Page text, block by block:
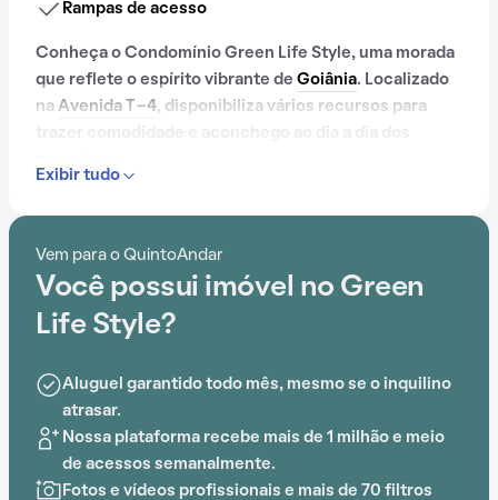
Rampas de acesso
Conheça o Condomínio Green Life Style, uma morada
que reflete o espírito vibrante de Goiânia. Localizado
na Avenida T-4, disponibiliza vários recursos para
Contando com portaria 24 horas, elevador, academia,
sauna, salão de jogos e brinquedoteca, o Condomínio
Green Life Style é preparado para atender às
necessidades dos moradores que buscam lazer e
A proximidade com Faculdade Alfredo Nasser (FAN),
Parque Vaca Brava, Hospital Amparo, Colégio Mega,
Faculdade Araguaia e Escola Interamerica acrescenta
praticidade e comodidade na rotina dos que residem
Exibir tudo
Vem para o QuintoAndar
Você possui imóvel no Green
Life Style?
Aluguel garantido todo mês, mesmo se o inquilino
atrasar.
Nossa plataforma recebe mais de 1 milhão e meio
de acessos semanalmente.
Fotos e vídeos profissionais e mais de 70 filtros